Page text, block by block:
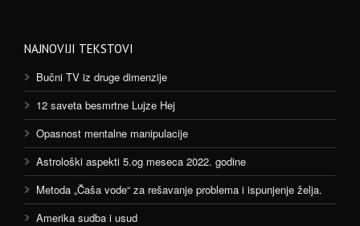
NAJNOVIJI TEKSTOVI
Bučni TV iz druge dimenzije
12 saveta besmrtne Lujze Hej
Opasnost mentalne manipulacije
Astrološki aspekti 5.og meseca 2022. godine
Metoda „Čaša vode“ za rešavanje problema i ispunjenje želja.
Amerika sudba i usud